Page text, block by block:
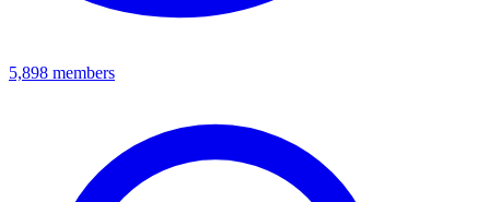
5,898 members